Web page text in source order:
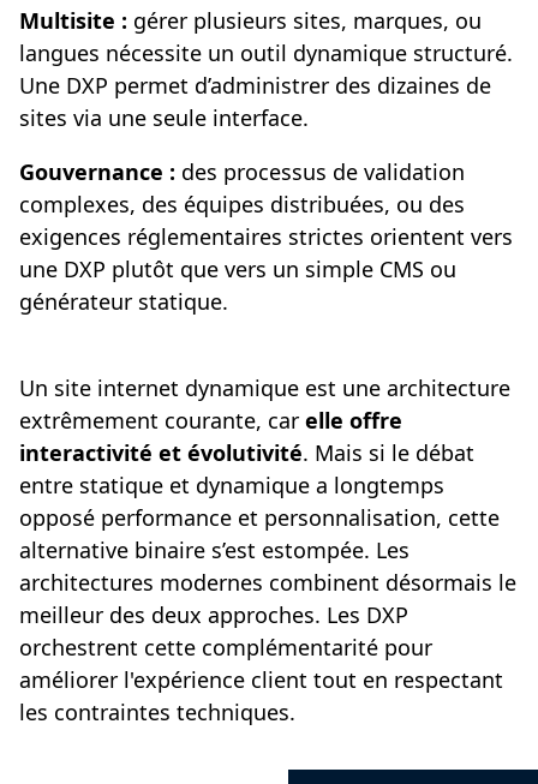
Multisite : gérer plusieurs sites, marques, ou
langues nécessite un outil dynamique structuré.
Une DXP permet d’administrer des dizaines de
sites via une seule interface.
Gouvernance : des processus de validation
complexes, des équipes distribuées, ou des
exigences réglementaires strictes orientent vers
une DXP plutôt que vers un simple CMS ou
générateur statique.
Un site internet dynamique est une architecture
extrêmement courante, car elle offre
interactivité et évolutivité. Mais si le débat
entre statique et dynamique a longtemps
opposé performance et personnalisation, cette
alternative binaire s’est estompée. Les
architectures modernes combinent désormais le
meilleur des deux approches. Les DXP
orchestrent cette complémentarité pour
améliorer l'expérience client tout en respectant
les contraintes techniques.